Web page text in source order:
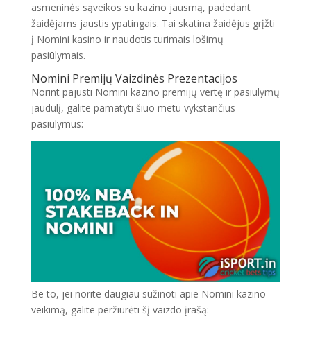
asmeninės sąveikos su kazino jausmą, padedant
žaidėjams jaustis ypatingais. Tai skatina žaidėjus grįžti
į Nomini kasino ir naudotis turimais lošimų
pasiūlymais.
Nomini Premijų Vaizdinės Prezentacijos
Norint pajusti Nomini kazino premijų vertę ir pasiūlymų
jaudulį, galite pamatyti šiuo metu vykstančius
pasiūlymus:
Be to, jei norite daugiau sužinoti apie Nomini kazino
veikimą, galite peržiūrėti šį vaizdo įrašą: